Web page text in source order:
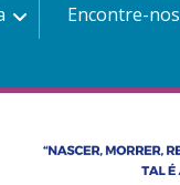
Encontre-nos